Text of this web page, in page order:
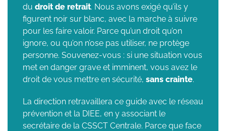
du droit de retrait. Nous avons exigé qu’ils y
figurent noir sur blanc, avec la marche à suivre
pour les faire valoir. Parce qu’un droit qu’on
ignore, ou qu’on n’ose pas utiliser, ne protège
personne. Souvenez-vous : si une situation vous
met en danger grave et imminent, vous avez le
droit de vous mettre en sécurité, sans crainte.
La direction retravaillera ce guide avec le réseau
prévention et la DIEE, en y associant le
secrétaire de la CSSCT Centrale. Parce que face